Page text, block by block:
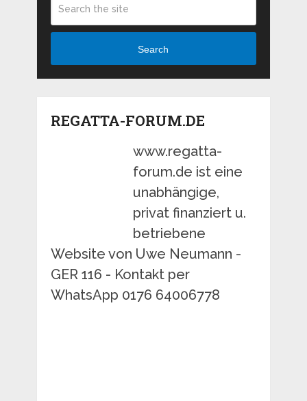
Search
REGATTA-FORUM.DE
www.regatta-
forum.de ist eine
unabhängige,
privat finanziert u.
betriebene
Website von Uwe Neumann -
GER 116 - Kontakt per
WhatsApp 0176 64006778